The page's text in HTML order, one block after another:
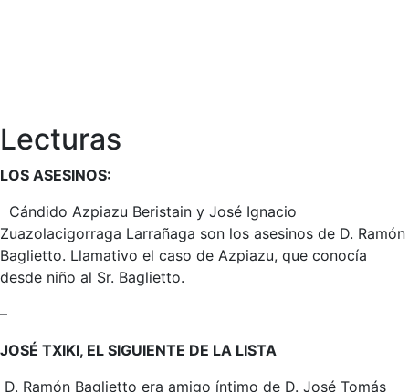
Lecturas
LOS ASESINOS:
Cándido Azpiazu Beristain y José Ignacio
Zuazolacigorraga Larrañaga son los asesinos de D. Ramón
Baglietto. Llamativo el caso de Azpiazu, que conocía
desde niño al Sr. Baglietto.
–
JOSÉ TXIKI, EL SIGUIENTE DE LA LISTA
D. Ramón Baglietto era amigo íntimo de D. José Tomás